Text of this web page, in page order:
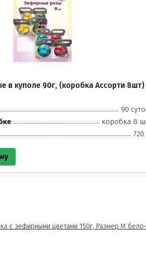
в куполе 90г, (коробка Ассорти 8шт)
90
коробка 8
720